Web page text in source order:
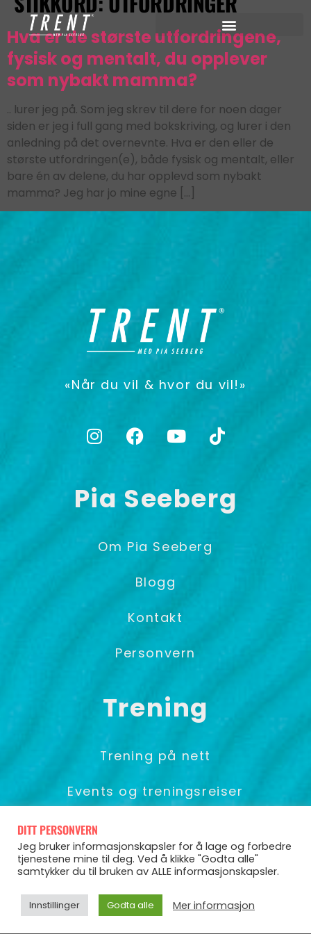
Hva er de største utfordringene,
fysisk og mentalt, du opplever
som nybakt mamma?
.. lurer jeg på. Som jeg skrev til dere for noen dager
siden er jeg i full gang med bokskriving, og lurer i den
anledning på det overnevnte. Hva er den eller de
største utfordringen(e), både fysisk og mentalt, eller
bare én av delene, du har opplevd som nybakt
mamma? Jeg har jo mine egne […]
«Når du vil & hvor du vil!»
Pia Seeberg
Om Pia Seeberg
Blogg
Kontakt
Personvern
Trening
Trening på nett
Events og treningsreiser
Foredrag & Gruppetrening
Powered by CoCoach
DITT PERSONVERN
Jeg bruker informasjonskapsler for å lage og forbedre
tjenestene mine til deg. Ved å klikke "Godta alle"
samtykker du til bruken av ALLE informasjonskapsler.
Innstillinger Godta alle Mer informasjon